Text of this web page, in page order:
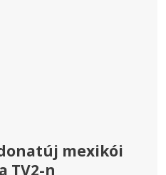
mexikói
TV2-n